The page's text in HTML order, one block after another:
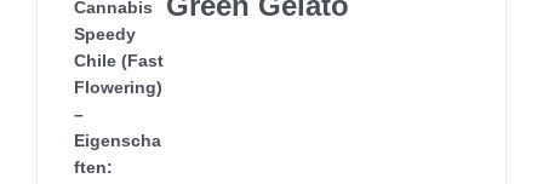
Cannabis
Speedy
Chile (Fast
Flowering)
–
Eigenscha
ften: